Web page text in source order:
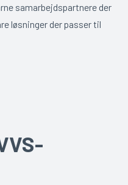
samarbejdspartnere der
løsninger der passer til